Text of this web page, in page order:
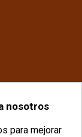
nosotros
para mejorar